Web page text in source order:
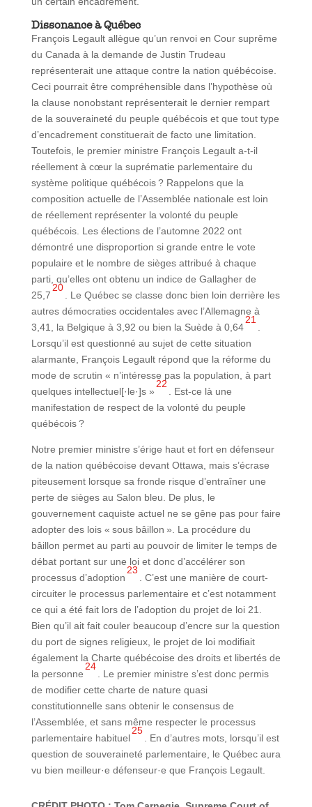
Dissonance à Québec
François Legault allègue qu’un renvoi en Cour suprême
du Canada à la demande de Justin Trudeau
représenterait une attaque contre la nation québécoise.
Ceci pourrait être compréhensible dans l’hypothèse où
la clause nonobstant représenterait le dernier rempart
de la souveraineté du peuple québécois et que tout type
d’encadrement constituerait de facto une limitation.
Toutefois, le premier ministre François Legault a-t-il
réellement à cœur la suprématie parlementaire du
système politique québécois ? Rappelons que la
composition actuelle de l’Assemblée nationale est loin
de réellement représenter la volonté du peuple
québécois. Les élections de l’automne 2022 ont
démontré une disproportion si grande entre le vote
populaire et le nombre de sièges attribué à chaque
parti, qu’elles ont obtenu un indice de Gallagher de
25,7
20
. Le Québec se classe donc bien loin derrière les
autres démocraties occidentales avec l’Allemagne à
3,41, la Belgique à 3,92 ou bien la Suède à 0,64
21
Lorsqu’il est questionné au sujet de cette situation
alarmante, François Legault répond que la réforme du
mode de scrutin « n’intéresse pas la population, à part
quelques intellectuel[·le·]s »
22
. Est-ce là une
manifestation de respect de la volonté du peuple
québécois ?
Notre premier ministre s’érige haut et fort en défenseur
de la nation québécoise devant Ottawa, mais s’écrase
piteusement lorsque sa fronde risque d’entraîner une
perte de sièges au Salon bleu. De plus, le
gouvernement caquiste actuel ne se gêne pas pour faire
adopter des lois « sous bâillon ». La procédure du
bâillon permet au parti au pouvoir de limiter le temps de
débat portant sur une loi et donc d’accélérer son
processus d’adoption
23
. C’est une manière de court-
circuiter le processus parlementaire et c’est notamment
ce qui a été fait lors de l’adoption du projet de loi 21.
Bien qu’il ait fait couler beaucoup d’encre sur la question
du port de signes religieux, le projet de loi modifiait
également la Charte québécoise des droits et libertés de
la personne
24
. Le premier ministre s’est donc permis
de modifier cette charte de nature quasi
constitutionnelle sans obtenir le consensus de
l’Assemblée, et sans même respecter le processus
parlementaire habituel
25
. En d’autres mots, lorsqu’il est
question de souveraineté parlementaire, le Québec aura
vu bien meilleur·e défenseur·e que François Legault.